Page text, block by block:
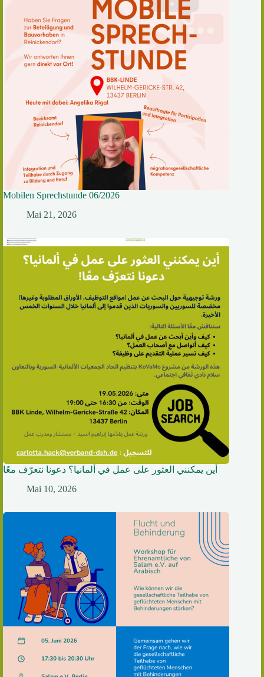
Mobilen Sprechstunde 06/2026
Mai 21, 2026
أين يمكنني العثور على عمل في ألمانيا؟ دعونا نتعرّف معًا
Mai 10, 2026